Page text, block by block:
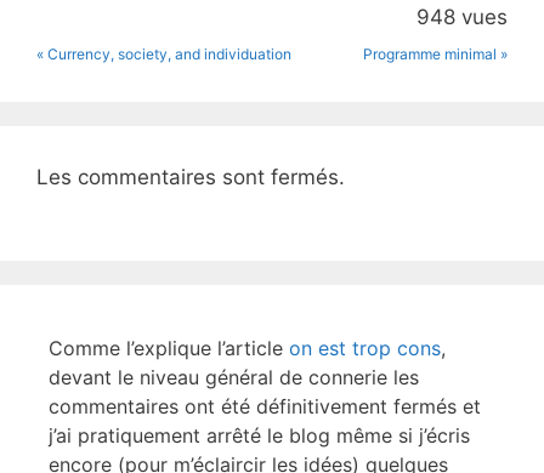
o
948 vues
« Currency, society, and individuation Programme minimal »
Les commentaires sont fermés.
Comme l’explique l’article on est trop cons,
devant le niveau général de connerie les
commentaires ont été définitivement fermés et
j’ai pratiquement arrêté le blog même si j’écris
encore (pour m’éclaircir les idées) quelques